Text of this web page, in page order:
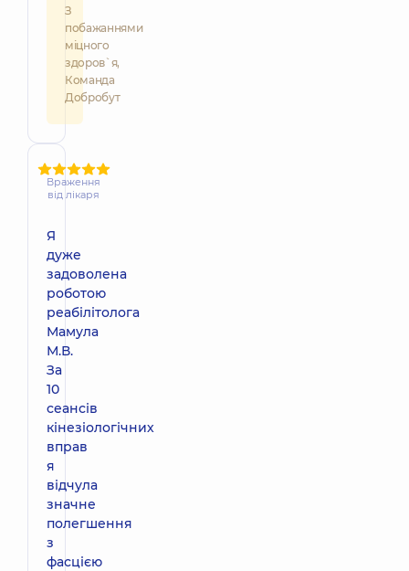
З
побажаннями
міцного
здоров`я,
Команда
Добробут
Враження
від лікаря
Я
дуже
задоволена
роботою
реабілітолога
Мамула
М.В.
За
10
сеансів
кінезіологічних
вправ
я
відчула
значне
полегшення
з
фасцією